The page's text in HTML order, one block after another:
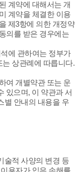
계약에 대해서는 개
계약을 체결한 이용
제3항에 의한 개정약
의를 받은 경우에는
에 관하여는 정부가
상관례에 따릅니다.
여 개별약관 또는 운
있으며, 이 약관과 서
별 안내의 내용을 우
술적 사양의 변경 등